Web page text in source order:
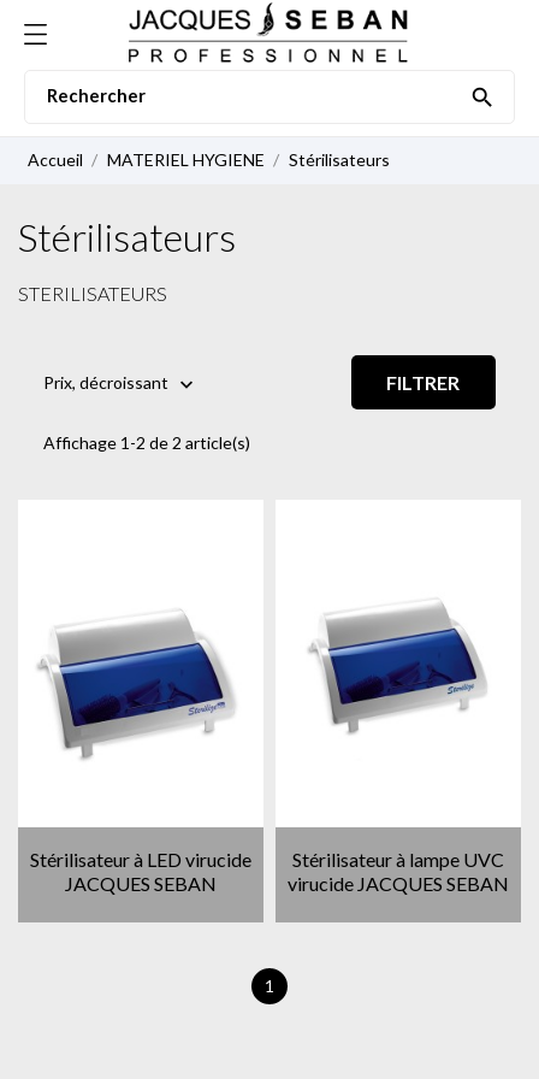

Accueil MATERIEL HYGIENE Stérilisateurs
Stérilisateurs
STERILISATEURS
Prix, décroissant  FILTRER
Affichage 1-2 de 2 article(s)
Stérilisateur à LED virucide
JACQUES SEBAN
Stérilisateur à lampe UVC
virucide JACQUES SEBAN
1